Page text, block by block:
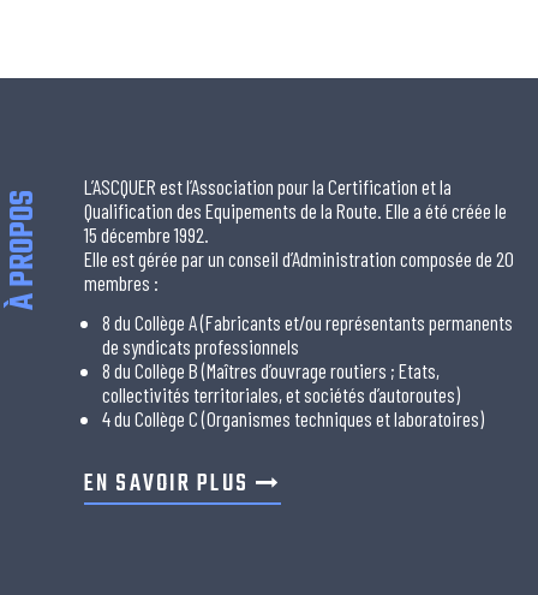
À PROPOS
L’ASCQUER est l’Association pour la Certification et la
Qualification des Equipements de la Route. Elle a été créée le
15 décembre 1992.
Elle est gérée par un conseil d’Administration composée de 20
membres :
8 du Collège A (Fabricants et/ou représentants permanents
de syndicats professionnels
8 du Collège B (Maîtres d’ouvrage routiers ; Etats,
collectivités territoriales, et sociétés d’autoroutes)
4 du Collège C (Organismes techniques et laboratoires)
EN SAVOIR PLUS